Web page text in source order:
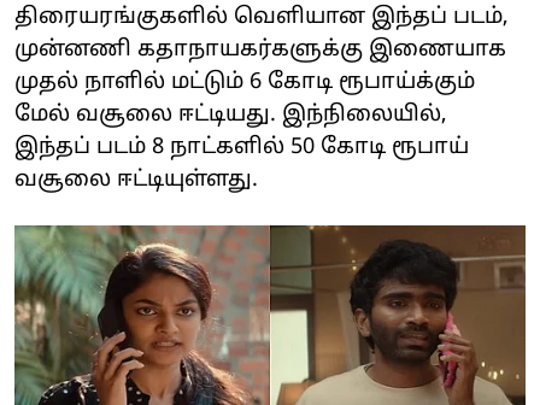
திரையரங்குகளில் வெளியான இந்தப் படம்,
முன்னணி கதாநாயகர்களுக்கு இணையாக
முதல் நாளில் மட்டும் 6 கோடி ரூபாய்க்கும்
மேல் வசூலை ஈட்டியது. இந்நிலையில்,
இந்தப் படம் 8 நாட்களில் 50 கோடி ரூபாய்
வசூலை ஈட்டியுள்ளது.